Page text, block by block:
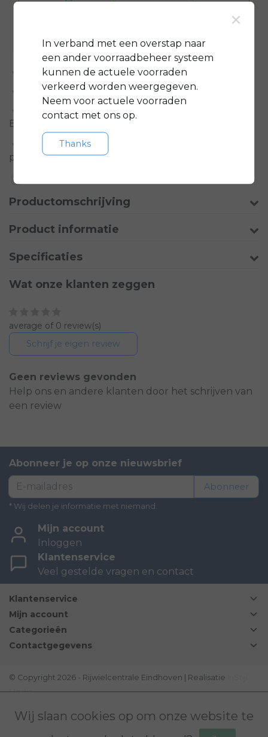
Standaard 3 jaargarantie op bijna alle fietsen
GRATISservicepakket t.w.v. minimaal € 150,-
Gratis rijklare
bezorging in regio groot
Eindhoven
Meer informatie?
product
Productomschrijving
Product informatie
Specificaties
Wat onze klanten zeggen
average of 0 review(s)
Schrijf je eigen review
Geen reviews gevonden
Help ons en andere klanten door het schrijven van
een review
Abonneer je op onze nieuwsbrief
Abonneer
* Wij delen je informatie met niemand.
Mijn account
Inloggen
Klantenservice
Veel gestelde vragen en contact
Klantenservice
Mijn account
Categorieën
Contactgegevens
© Copyright 2026 - Rijwielcentrale Eindhoven | Realisatie
Media
×
In verband met een overstap naar
een ander voorraadbeheer systeem
kunnen de actuele voorraden
verkeerd worden weergegeven.
Neem voor actuele voorraden
contact met ons op.
Thanks
Wij slaan cookies op om onze website te